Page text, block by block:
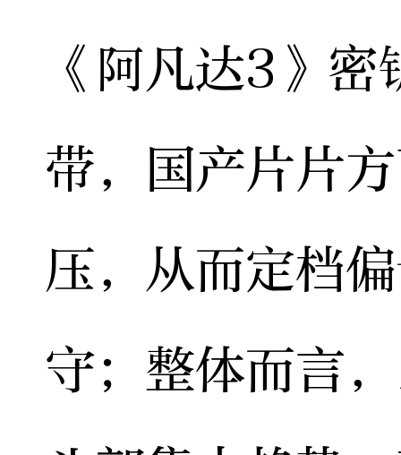
《阿凡达3》
带，国产片片
压，从而定档
守；整体而言